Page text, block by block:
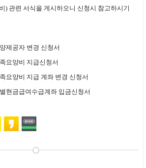
) 관련 서식을 게시하오니 신청시 참고하시기
제공자 변경 신청서
요양비 지급신청서
요양비 지급 계좌 변경 신청서
현금급여수급계좌 입금신청서